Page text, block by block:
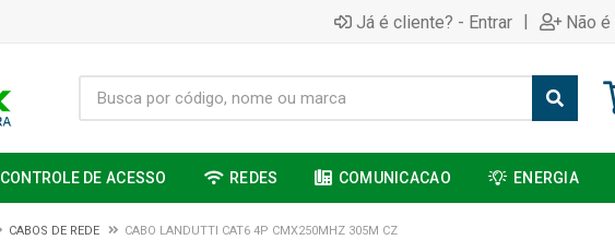
Já é cliente? - Entrar | Não
CONTROLE DE ACESSO REDES COMUNICACAO ENERGIA
CABOS DE REDE CABO LANDUTTI CAT6 4P CMX250MHZ 305M CZ